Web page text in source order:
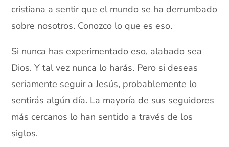
cristiana a sentir que el mundo se ha derrumbado
sobre nosotros. Conozco lo que es eso.
Si nunca has experimentado eso, alabado sea
Dios. Y tal vez nunca lo harás. Pero si deseas
seriamente seguir a Jesús, probablemente lo
sentirás algún día. La mayoría de sus seguidores
más cercanos lo han sentido a través de los
siglos.